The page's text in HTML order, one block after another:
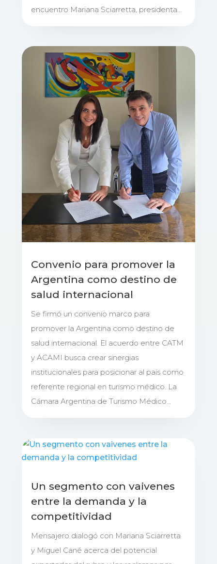
encuentro Mariana Sciarretta, presidenta...
Convenio para promover la
Argentina como destino de
salud internacional
Se firmó un convenio marco para
promover la Argentina como destino de
salud internacional. El acuerdo entre CATM
y ACAMI busca crear sinergias
institucionales para posicionar al país como
referente regional en turismo médico. La
Cámara Argentina de Turismo Médico...
Un segmento con vaivenes
entre la demanda y la
competitividad
Mensajero dialogó con Mariana Sciarretta
y Miguel Cané acerca del potencial